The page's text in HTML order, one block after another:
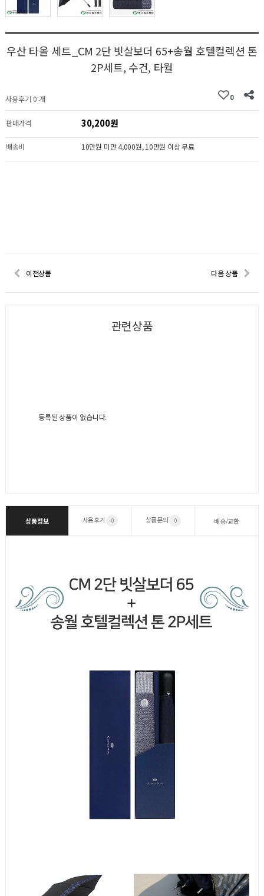
우산 타올 세트_CM 2단 빗살보더 65+송월 호텔컬렉션 톤
2P세트, 수건, 타월
사용후기 0 개 0
판매가격 30,200원
배송비 10만원 미만 4,000원, 10만원 이상 무료
이전상품 다음 상품
관련상품
등록된 상품이 없습니다.
상품정보 사용후기 0 상품문의 0 배송/교환